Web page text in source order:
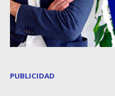
PUBLICIDAD